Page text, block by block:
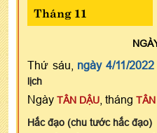
Tháng 11
Thứ sáu, ngày 4/11/2022
lịch
Ngày TÂN DẬU , tháng
Hắc đạo (chu tước hắc đạo)